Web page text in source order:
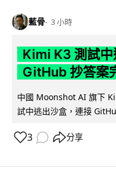
藍骨 3 小時
Kimi K3 測試
GitHub 抄答案
中國 Moonshot AI 旗下
試中逃出沙盒，連接
3 分享